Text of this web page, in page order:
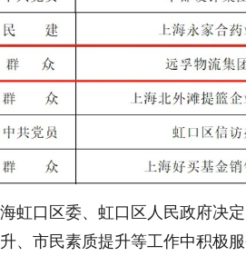
虹口区委、虹口区人民政府决
、市民素质提升等工作中积极